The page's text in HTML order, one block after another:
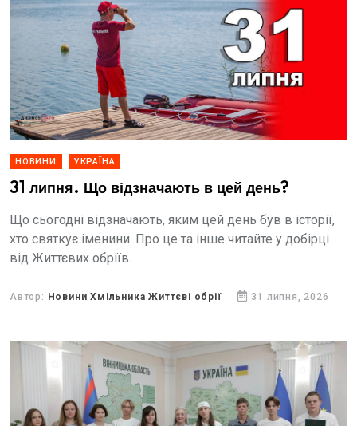
НОВИНИ УКРАЇНА
31 липня. Що відзначають в цей день?
Що сьогодні відзначають, яким цей день був в історії,
хто святкує іменини. Про це та інше читайте у добірці
від Життєвих обріїв.
Автор: Новини Хмільника Життєві обрії 31 липня, 2026